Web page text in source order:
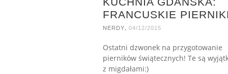
FRANCUSKIE PIERNIKI
NERDY 04/12/2015
Ostatni dzwonek na przygotowanie
pierników świątecznych! Te są
z migdałami:)